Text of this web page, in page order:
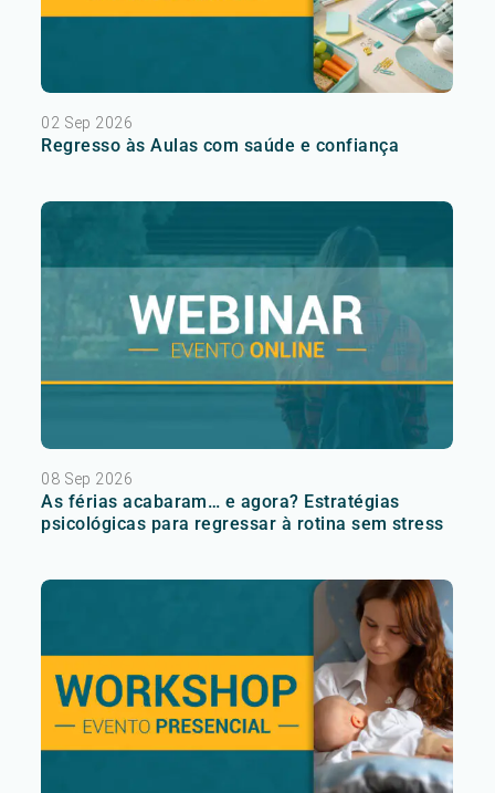
02 Sep 2026
Regresso às Aulas com saúde e confiança
08 Sep 2026
As férias acabaram… e agora? Estratégias
psicológicas para regressar à rotina sem stress